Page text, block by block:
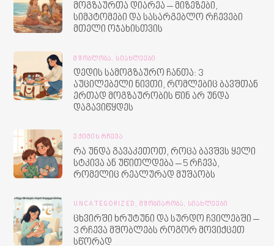
მოგზაურთა დიარეა – მიზეზები,
სიმპტომები და სასარგებლო რჩევები
მთელი ოჯახისთვის
ᲛᲨᲝᲑᲚᲝᲑᲐ, ᲡᲘᲐᲮᲚᲔᲔᲑᲘ
დედის სამოგზაურო ჩანთა: 3
აუცილებელი ნივთი, რომლებიც ბავშთან
ერთად მოგზაურობის წინ არ უნდა
დაგავიწყდეს
ᲔᲥᲘᲛᲘᲡ ᲠᲩᲔᲕᲐ
რა უნდა გავაკეთოთ, როცა ბავშვს ყელი
სტკივა ან უწითლდება – 5 რჩევა,
რომელიც რეალურად მუშაობს
UNCATEGORIZED, ᲛᲨᲝᲑᲘᲐᲠᲝᲑᲐ, ᲡᲘᲐᲮᲚᲔᲔᲑᲘ
ცხვირში ხრუტუნი და სურდო ჩვილებში –
3 რჩევა მშობლებს როგორ მოვიქცეთ
სწორად